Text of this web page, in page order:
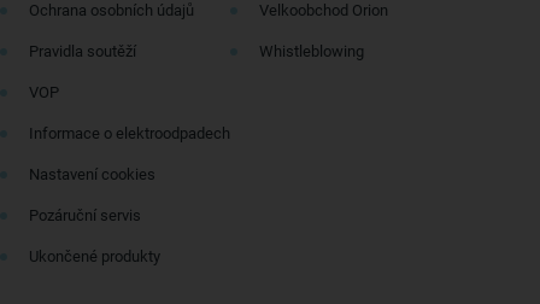
Ochrana osobních údajů
Pravidla soutěží
VOP
Informace o elektroodpadech
Nastavení cookies
Pozáruční servis
Ukončené produkty
Velkoobchod Orion
Whistleblowing